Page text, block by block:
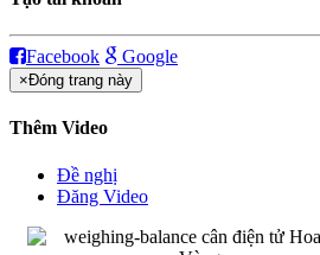
Facebook Google
×Đóng trang này
Thêm Video
Đề nghị
Đăng Video